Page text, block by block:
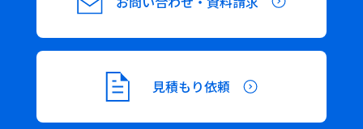
見積もり依頼